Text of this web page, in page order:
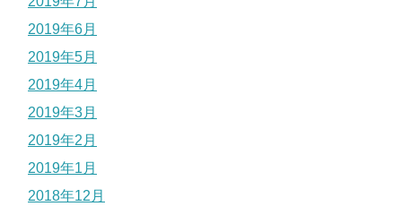
2019年6月
2019年5月
2019年4月
2019年3月
2019年2月
2019年1月
2018年12月